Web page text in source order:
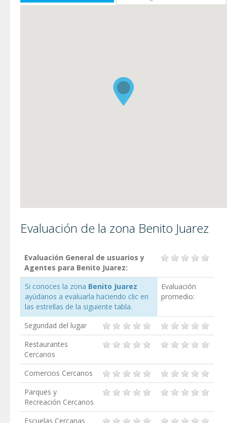
Evaluación de la zona Benito Juarez
Evaluación General de usuarios y
Agentes para Benito Juarez:
Si conoces la zona Benito Juarez
ayúdanos a evaluarla haciendo clic en
las estrellas de la siguiente tabla.
Evaluación
promedio:
Seguridad del lugar
Restaurantes
Cercanos
Comercios Cercanos
Parques y
Recreación Cercanos
Escuelas Cercanas